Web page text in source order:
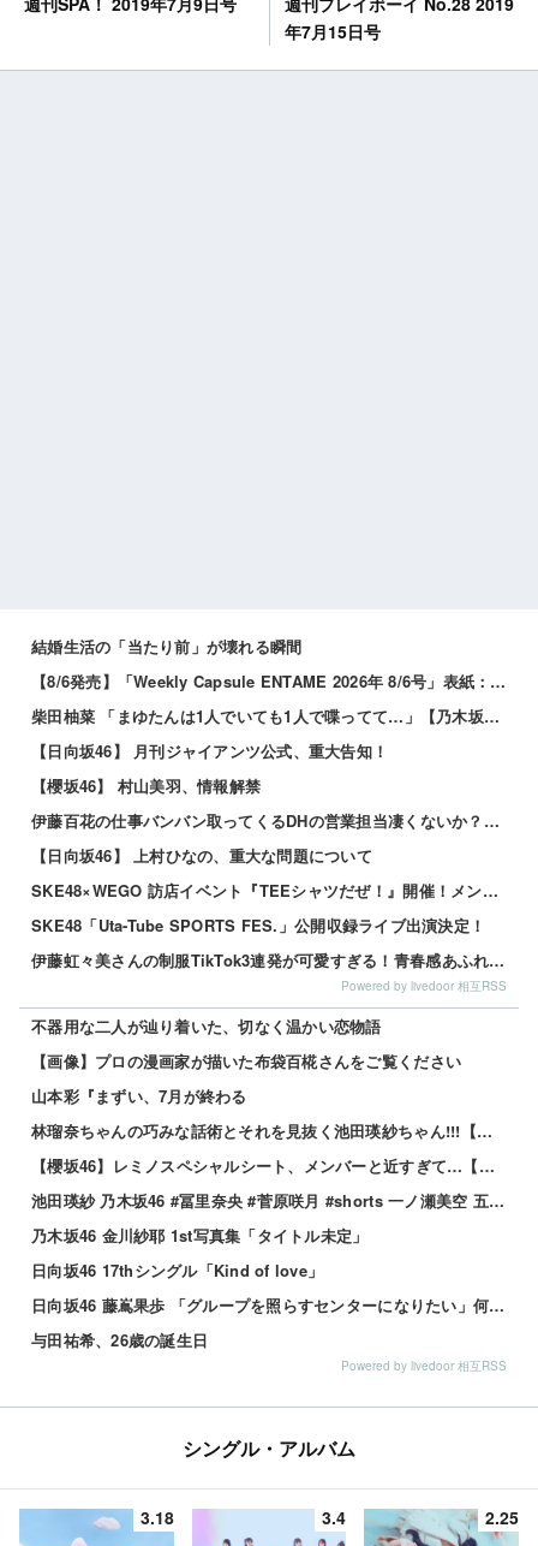
年7月15日号
結婚生活の「当たり前」が壊れる瞬間
【8/6発売】「Weekly Capsule ENTAME 2026年 8/6号」表紙：松本日向 / 三田悠貴 南雲るい...
柴田柚菜 「まゆたんは1人でいても1人で喋ってて…」【乃木坂46】
【日向坂46】 月刊ジャイアンツ公式、重大告知！
【櫻坂46】 村山美羽、情報解禁
伊藤百花の仕事バンバン取ってくるDHの営業担当凄くないか？今年のボーナス凄いことになりそう！！【AKB48いともも】
【日向坂46】 上村ひなの、重大な問題について
SKE48×WEGO 訪店イベント『TEEシャツだぜ！』開催！メンバーが大須店でコーディネート【SNSまとめ】
SKE48「Uta-Tube SPORTS FES.」公開収録ライブ出演決定！
伊藤虹々美さんの制服TikTok3連発が可愛すぎる！青春感あふれるダンス動画に注目✨
Powered by livedoor 相互RSS
不器用な二人が辿り着いた、切なく温かい恋物語
【画像】プロの漫画家が描いた布袋百椛さんをご覧ください
山本彩『まずい、7月が終わる
林瑠奈ちゃんの巧みな話術とそれを見抜く池田瑛紗ちゃん!!!【乃木坂46】
【櫻坂46】レミノスペシャルシート、メンバーと近すぎて…【全国ツアー2026】
池田瑛紗 乃木坂46 #冨里奈央 #菅原咲月 #shorts 一ノ瀬美空 五百城茉央 瀬戸口心月 奥の反応まとめ
乃木坂46 金川紗耶 1st写真集「タイトル未定」
日向坂46 17thシングル「Kind of love」
日向坂46 藤嶌果歩 「グループを照らすセンターになりたい」何倍もキラキラしたかほりんが降臨【坂道の火曜日】
与田祐希、26歳の誕生日
Powered by livedoor 相互RSS
シングル・アルバム
3.18 3.4 2.25